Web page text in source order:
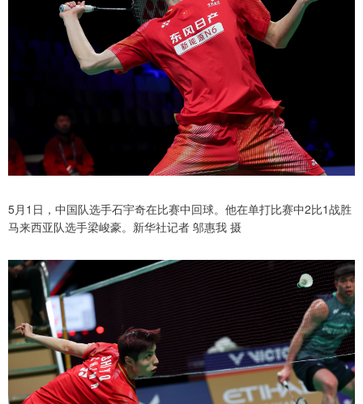
5月1日，中国队选手石宇奇在比赛中回球。他在单打比赛中2比1战胜
马来西亚队选手梁峻豪。新华社记者 邬惠我 摄